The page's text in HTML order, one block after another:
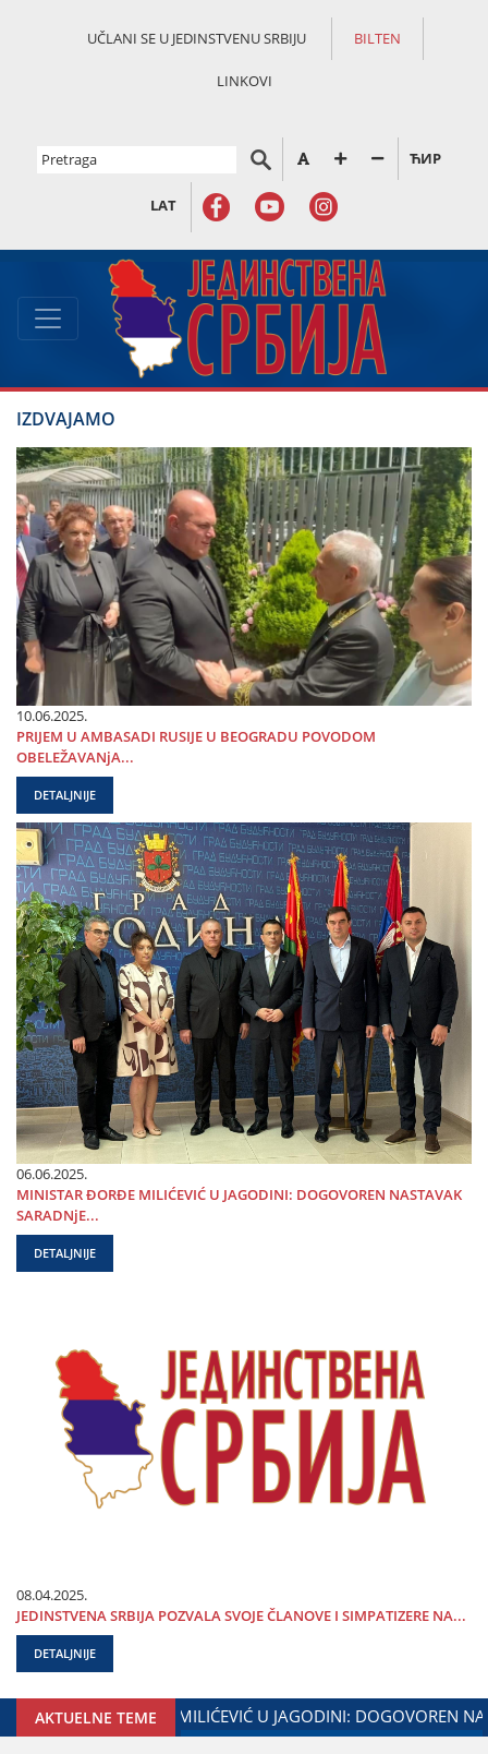
UČLANI SE U JEDINSTVENU SRBIJU BILTEN
LINKOVI
ЋИР
LAT
IZDVAJAMO
10.06.2025.
PRIЈEM U AMBASADI RUSIЈE U BEOGRADU POVODOM
OBELEŽAVANjA...
DETALJNIJE
06.06.2025.
MINISTAR ĐORĐE MILIĆEVIĆ U ЈAGODINI: DOGOVOREN NASTAVAK
SARADNjE...
DETALJNIJE
08.04.2025.
ЈEDINSTVENA SRBIЈA POZVALA SVOЈE ČLANOVE I SIMPATIZERE NA...
DETALJNIJE
AKTUELNE TEME
I MINISTARSTVA ZADUŽENOG ZA ODNOSE SA